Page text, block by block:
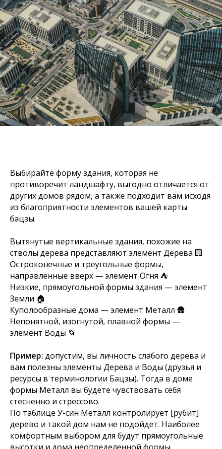
Выбирайте форму здания, которая не
противоречит ландшафту, выгодно отличается от
других домов рядом, а также подходит вам исходя
из благоприятности элементов вашей карты
бацзы.
Вытянутые вертикальные здания, похожие на
стволы дерева представляют элемент Дерева 🏢
Остроконечные и треугольные формы,
направленные вверх — элемент Огня ⛺️
Низкие, прямоугольной формы здания — элемент
Земли 🏠
Куполообразные дома — элемент Металл 🛖
Непонятной, изогнутой, плавной формы —
элемент Воды 🌀
Пример: допустим, вы личность слабого дерева и
вам полезны элементы Дерева и Воды (друзья и
ресурсы в терминологии Бацзы). Тогда в доме
формы Металл вы будете чувствовать себя
стесненно и стрессово.
По таблице У-син Металл контролирует [рубит]
дерево и такой дом нам не подойдет. Наиболее
комфортным выбором для будут прямоугольные